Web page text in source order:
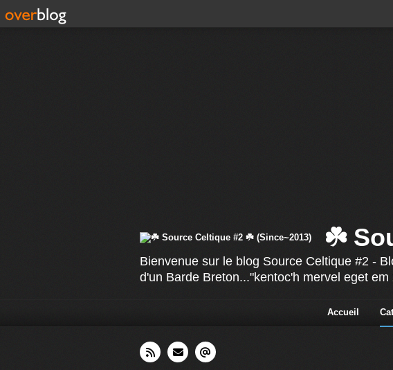
☘️
Bienvenue sur le blog Source Celtique #2 -
d'un Barde Breton..."kentoc'h mervel eget em
Accueil